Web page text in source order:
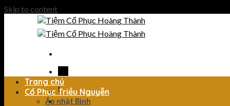
Skip to content
Trang chủ
Cổ Phục Triều Nguyễn
Áo nhật Bình